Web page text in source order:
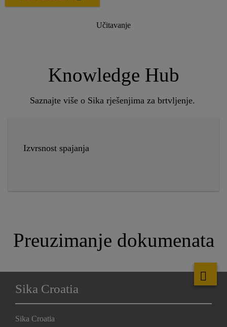
Učitavanje
Knowledge Hub
Saznajte više o Sika rješenjima za brtvljenje.
Izvrsnost spajanja
Preuzimanje dokumenata
Sika Croatia
Sika Croatia